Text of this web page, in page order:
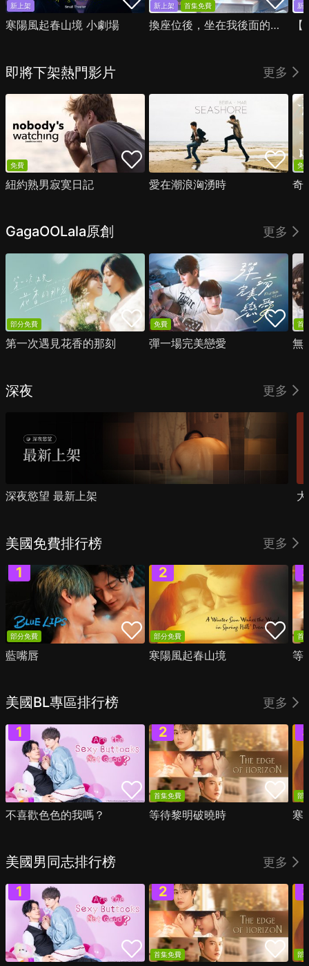
新上架
寒陽風起春山境 小劇場
新上架 首集免費
換座位後，坐在我後面的男生好像喜歡我
新
即將下架熱門影片 更多
免費
紐約熟男寂寞日記 愛在潮浪洶湧時
免
奇
GagaOOLala原創 更多
部分免費
第一次遇見花香的那刻
免費
彈一場完美戀愛
首
無
深夜 更多
深夜慾望 最新上架
美國免費排行榜 更多
部分免費
藍嘴唇
部分免費
寒陽風起春山境
首
等
美國BL專區排行榜 更多
不喜歡色色的我嗎？
首集免費
等待黎明破曉時
部
寒
美國男同志排行榜 更多
首集免費 部